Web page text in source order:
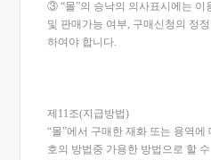
③ “몰”의 승낙의 의사표시에는 이
및 판매가능 여부, 구매신청의 정
하여야 합니다.
제11조(지급방법)
“몰”에서 구매한 재화 또는 용역
호의 방법중 가용한 방법으로 할